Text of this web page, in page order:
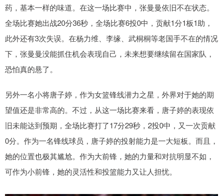
药，基本一样的味道。在这一场比赛中，张曼曼依旧不在状态。
全场比赛她出战20分36秒，全场比赛6投0中，贡献1分1板1助，
此外还有3次失误。在杨力维、李缘、武桐桐等老国手不在的情况
下，张曼曼没能抓住机会表现自己，未来想要继续留在国家队，
恐怕真的悬了。
另外一名小将唐子婷，作为女篮锋线潜力之星，外界对于她的期
望值还是非常高的。不过，从这一场比赛来看，唐子婷的表现依
旧未能达到预期，全场比赛打了17分29秒，2投0中，又一次贡献
0分。作为一名锋线球员，唐子婷的投射能力是一大短板。而且，
她的位置也极其尴尬。作为大前锋，她的力量和对抗明显不如，
可作为小前锋，她的灵活性和投篮能力又让人担忧。